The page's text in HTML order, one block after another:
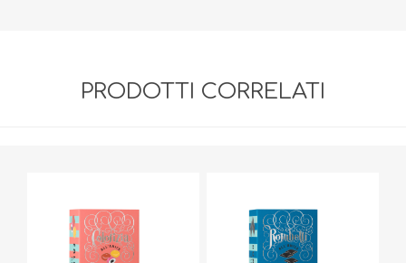
PRODOTTI CORRELATI